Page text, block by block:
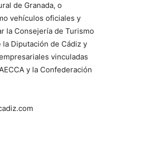
de Granada, o
vehículos oficiales y
la Consejería de Turismo
Diputación de Cádiz y
vinculadas
y la Confederación